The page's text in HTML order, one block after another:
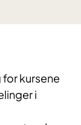
kursene
i